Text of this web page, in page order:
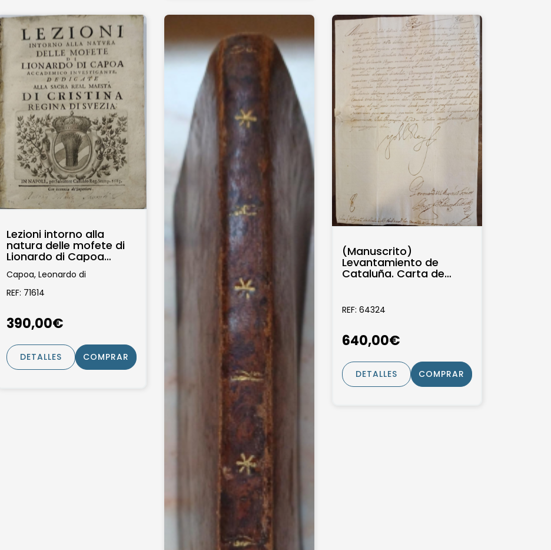
Lezioni intorno alla
natura delle mofete di
Lionardo di Capoa
academico investigante
Capoa, Leonardo di
REF: 71614
390,00€
DETALLES COMPRAR
(Manuscrito)
Levantamiento de
Cataluña. Carta de
por el...
REF: 64324
640,00€
DETALLES COMPRAR